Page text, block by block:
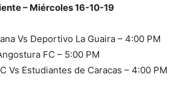
– Miércoles 16-10-19
Vs Deportivo La Guaira – 4:00 PM
FC – 5:00 PM
Vs Estudiantes de Caracas – 4:00 PM